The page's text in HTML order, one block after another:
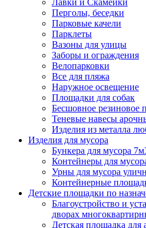
Лавки и Скамейки
Перголы, беседки
Парковые качели
Парклеты
Вазоны для улицы
Заборы и ограждения
Велопарковки
Все для пляжа
Наружное освещение
Площадки для собак
Бесшовное резиновое
Теневые навесы
Изделия из металла
Изделия для мусора
Бункера для мусора
Контейнеры для
Урны для мусора
Контейнерные
Детские площадки по
Благоустройство и
дворах
Детская площадка для